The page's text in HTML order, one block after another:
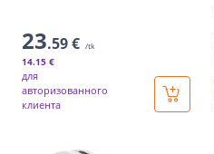
23.59 € /tk
14.15 €
для
авторизованного
клиента